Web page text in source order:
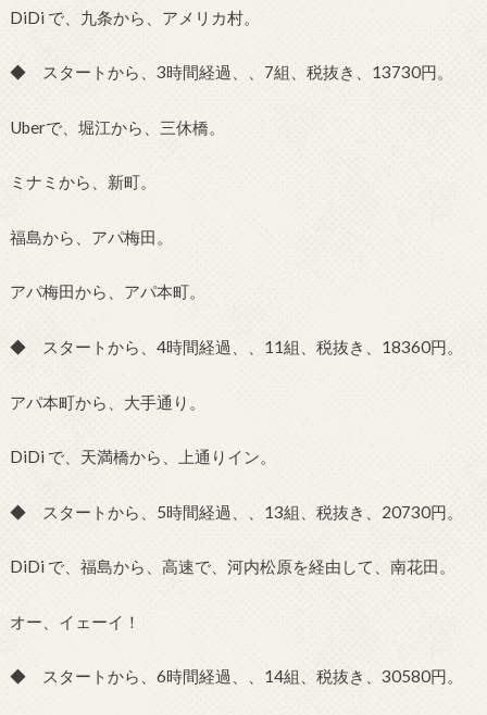
DiDi で、九条から、アメリカ村。
◆ スタートから、3時間経過、、7組、税抜き、13730円。
Uberで、堀江から、三休橋。
ミナミから、新町。
福島から、アパ梅田。
アパ梅田から、アパ本町。
◆ スタートから、4時間経過、、11組、税抜き、18360円。
アパ本町から、大手通り。
DiDi で、天満橋から、上通りイン。
◆ スタートから、5時間経過、、13組、税抜き、20730円。
DiDi で、福島から、高速で、河内松原を経由して、南花田。
オー、イェーイ！
◆ スタートから、6時間経過、、14組、税抜き、30580円。